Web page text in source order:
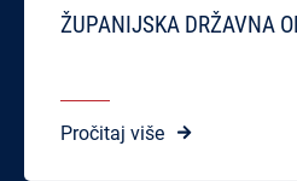
ŽUPANIJSKA DRŽAVNA
Pročitaj više